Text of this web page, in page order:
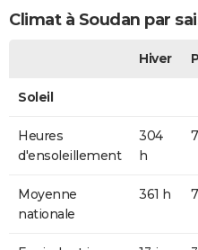
Climat à Soudan par
Hiver
Soleil
Heures
d'ensoleillement
304
h
Moyenne
nationale
361 h